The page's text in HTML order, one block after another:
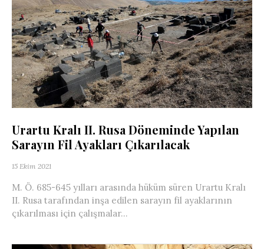
Urartu Kralı II. Rusa Döneminde Yapılan
Sarayın Fil Ayakları Çıkarılacak
15 Ekim 2021
M. Ö. 685-645 yılları arasında hüküm süren Urartu Kralı
II. Rusa tarafından inşa edilen sarayın fil ayaklarının
çıkarılması için çalışmalar...